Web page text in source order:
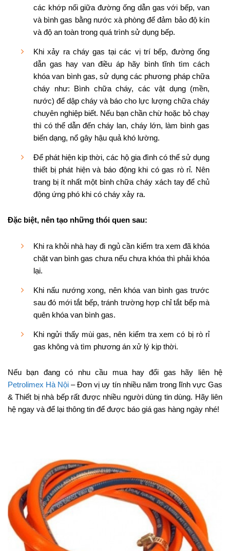
các khớp nối giữa đường ống dẫn gas với bếp, van
và bình gas bằng nước xà phòng để đảm bảo độ kín
và độ an toàn trong quá trình sử dụng bếp.
Khi xảy ra cháy gas tại các vị trí bếp, đường ống
dẫn gas hay van điều áp hãy bình tĩnh tìm cách
khóa van bình gas, sử dụng các phương pháp chữa
cháy như: Bình chữa cháy, các vật dụng (mền,
nước) để dập cháy và báo cho lực lượng chữa cháy
chuyên nghiệp biết. Nếu bạn chần chừ hoặc bỏ chạy
thì có thể dẫn đến cháy lan, cháy lớn, làm bình gas
biến dạng, nổ gây hậu quả khó lường.
Để phát hiện kịp thời, các hộ gia đình có thể sử dụng
thiết bị phát hiện và báo động khi có gas rò rỉ. Nên
trang bị ít nhất một bình chữa cháy xách tay để chủ
động ứng phó khi có cháy xảy ra.
Đặc biệt, nên tạo những thói quen sau:
Khi ra khỏi nhà hay đi ngủ cần kiểm tra xem đã khóa
chặt van bình gas chưa nếu chưa khóa thì phải khóa
lại.
Khi nấu nướng xong, nên khóa van bình gas trước
sau đó mới tắt bếp, tránh trường hợp chỉ tắt bếp mà
quên khóa van bình gas.
Khi ngửi thấy mùi gas, nên kiểm tra xem có bị rò rỉ
gas không và tìm phương án xử lý kịp thời.
Nếu bạn đang có nhu cầu mua hay đổi gas hãy liên hệ
Petrolimex Hà Nội – Đơn vị uy tín nhiều năm trong lĩnh vực Gas
& Thiết bị nhà bếp rất được nhiều người dùng tin dùng. Hãy liên
hệ ngay và để lại thông tin để được báo giá gas hàng ngày nhé!